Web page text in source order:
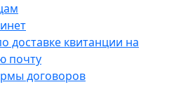
доставке квитанции на
почту
договоров